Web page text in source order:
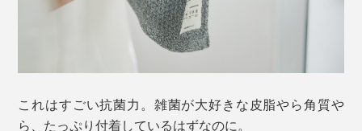
これはすごい抗菌力。雑菌が大好きな皮脂やら角質や
ら、たっぷり付着しているはずなのに。